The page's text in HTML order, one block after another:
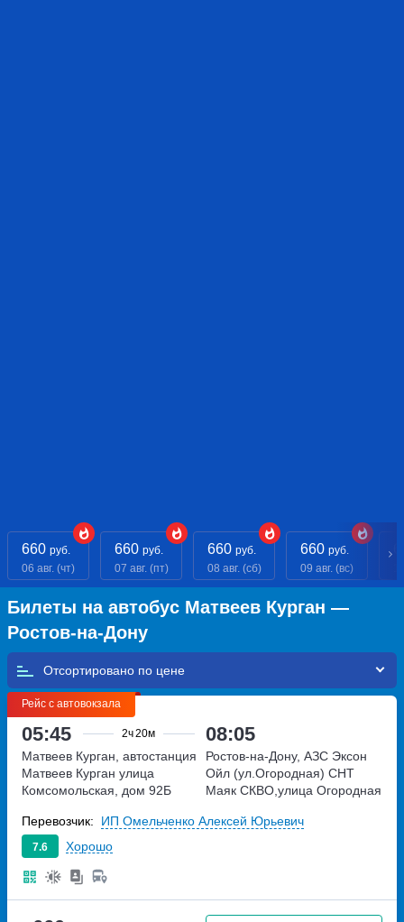
660 руб.
06 авг. (чт)
660 руб.
07 авг. (пт)
660 руб.
08 авг. (сб)
660 руб.
09 авг. (вс)
Билеты на автобус Матвеев Курган —
Ростов-на-Дону
Отсортировано по
Рейс с автовокзала
05:45 2ч20м 08:05
Матвеев Курган, автостанция
Матвеев Курган улица
Комсомольская, дом 92Б
Ростов-на-Дону, АЗС Эксон
Ойл (ул.Огородная) СНТ
Маяк СКВО,улица Огородная
7.6 Хорошо
Перевозчик: ИП Омельченко Алексей Юрьевич